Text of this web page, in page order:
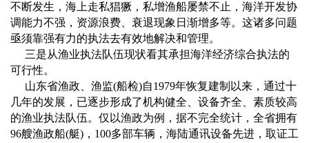
不断发生，海上走私猖獗，私增渔船屡禁不止，海洋开发协
调能力不强，资源浪费、衰退现象日渐增多等。这诸多问题
亟须靠强有力的执法去有效地解决和管理。
三是从渔业执法队伍现状看其承担海洋经济综合执法的
可行性。
山东省渔政、渔监(船检)自1979年恢复建制以来，通过十
几年的发展，已逐步形成了机构健全、设备齐全、素质较高
的渔业执法队伍。仅以渔政为例，据不完全统计，全省拥有
96艘渔政船(艇) ， 100多部车辆，海陆通讯设备先进，取证工